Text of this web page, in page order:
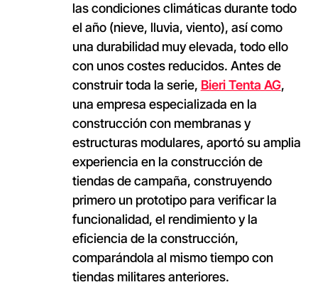
las condiciones climáticas durante todo
el año (nieve, lluvia, viento), así como
una durabilidad muy elevada, todo ello
con unos costes reducidos. Antes de
construir toda la serie, Bieri Tenta AG,
una empresa especializada en la
construcción con membranas y
estructuras modulares, aportó su amplia
experiencia en la construcción de
tiendas de campaña, construyendo
primero un prototipo para verificar la
funcionalidad, el rendimiento y la
eficiencia de la construcción,
comparándola al mismo tiempo con
tiendas militares anteriores.